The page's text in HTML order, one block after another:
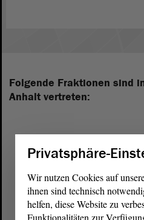
Folgende Fraktionen sind
Anhalt vertreten:
Privatsphäre-
Wir nutzen Cookies auf
ihnen sind technisch
helfen, diese Website zu
Funktionalitäten zur